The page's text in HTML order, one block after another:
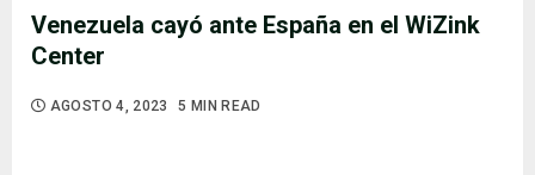
Venezuela cayó ante España en el WiZink
Center
AGOSTO 4, 2023 5 MIN READ